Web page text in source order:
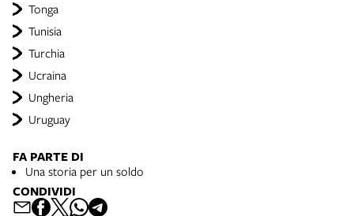
Tonga
Tunisia
Turchia
Ucraina
Ungheria
Uruguay
FA PARTE DI
Una storia per un soldo
CONDIVIDI